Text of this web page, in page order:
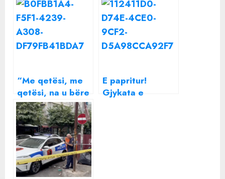
“Me qetësi, me
qetësi, na u bëre
si Ilir Meta”,
Rama dhe Tabaku
përplasen ashpër
për pagesat e
inceneratorëve
E papritur!
Gjykata e